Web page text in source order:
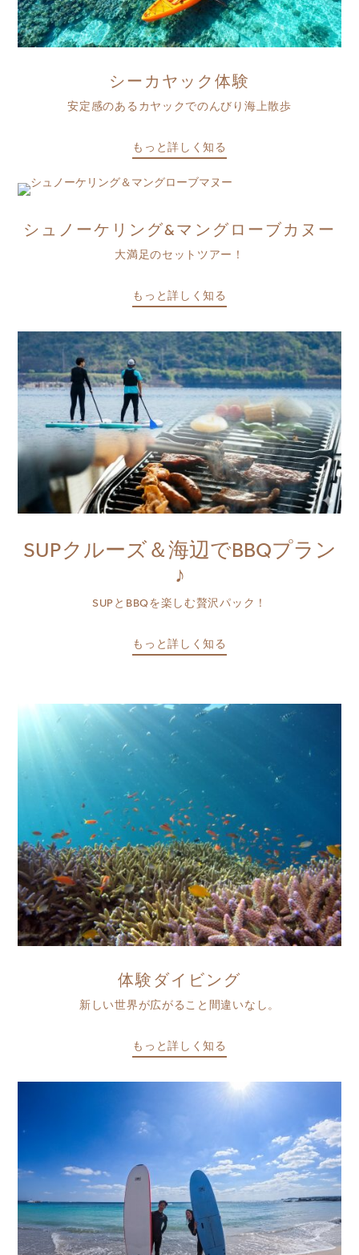
シーカヤック体験
安定感のあるカヤックでのんびり海上散歩
もっと詳しく知る
シュノーケリング&マングローブカヌー
大満足のセットツアー！
もっと詳しく知る
SUPクルーズ＆海辺でBBQプラン
♪
SUPとBBQを楽しむ贅沢パック！
もっと詳しく知る
体験ダイビング
新しい世界が広がること間違いなし。
もっと詳しく知る